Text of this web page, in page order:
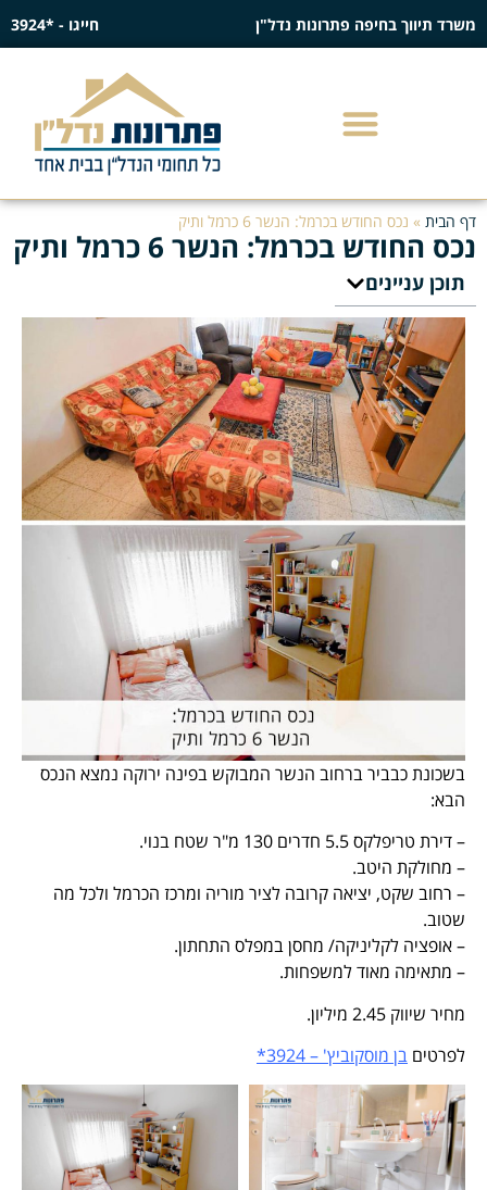
משרד תיווך בחיפה פתרונות נדל"ן חייגו - *3924
דף הבית » נכס החודש בכרמל: הנשר 6 כרמל ותיק
נכס החודש בכרמל: הנשר 6 כרמל ותיק
תוכן עניינים
בשכונת כבביר ברחוב הנשר המבוקש בפינה ירוקה נמצא הנכס
הבא:
– דירת טריפלקס 5.5 חדרים 130 מ"ר שטח בנוי.
– מחולקת היטב.
– רחוב שקט, יציאה קרובה לציר מוריה ומרכז הכרמל ולכל מה
שטוב.
– אופציה לקליניקה/ מחסן במפלס התחתון.
– מתאימה מאוד למשפחות.
מחיר שיווק 2.45 מיליון.
לפרטים בן מוסקוביץ' – 3924*